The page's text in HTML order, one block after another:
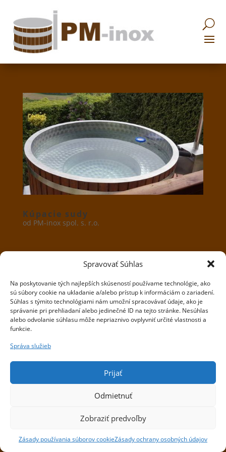
Spravovať Súhlas
Na poskytovanie tých najlepších skúseností používame technológie, ako
sú súbory cookie na ukladanie a/alebo prístup k informáciám o zariadení.
Súhlas s týmito technológiami nám umožní spracovávať údaje, ako je
správanie pri prehliadaní alebo jedinečné ID na tejto stránke. Nesúhlas
alebo odvolanie súhlasu môže nepriaznivo ovplyvniť určité vlastnosti a
funkcie.
Správa služieb
Prijať
Odmietnuť
Zobraziť predvoľby
Zásady používania súborov cookieZásady ochrany osobných údajov
Kúpacie sudy
od PM-inox spol. s. r.o.
Copyright © 2016 - 2026 PM-inox spol. s. r.o.